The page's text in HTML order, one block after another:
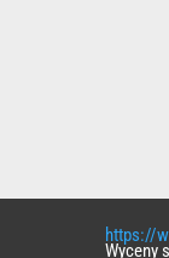
https://
Wyceny